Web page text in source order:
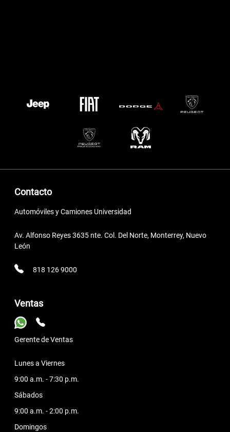
Contacto
Automóviles y Camiones Universidad
Av. Alfonso Reyes 3635 nte. Col. Del Norte, Monterrey, Nuevo
León
818 126 9000
Ventas
Gerente de Ventas
Lunes a Viernes
9:00 a.m. - 7:30 p.m.
Sábados
9:00 a.m. - 2:00 p.m.
Domingos